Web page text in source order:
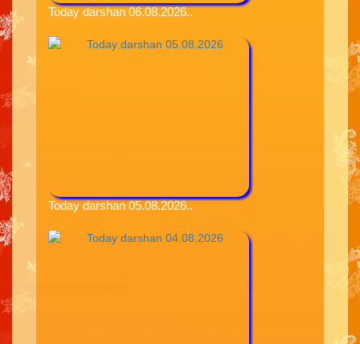
Today darshan 06.08.2026..
Today darshan 05.08.2026..